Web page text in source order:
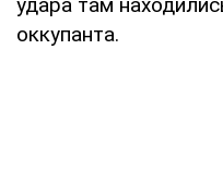
оккупанта.